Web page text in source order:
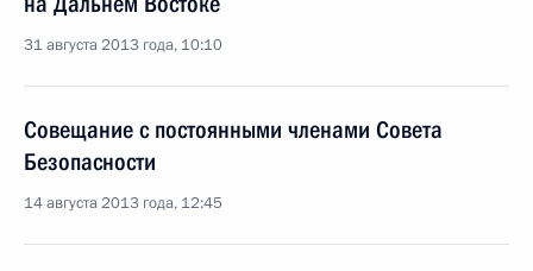
31 августа 2013 года, 10:10
Совещание с постоянными членами Совета
Безопасности
14 августа 2013 года, 12:45